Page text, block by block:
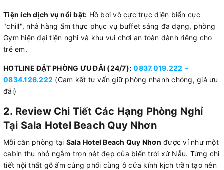
Tiện ích dịch vụ nổi bật: Hồ bơi vô cực trực diện biển cực
"chill", nhà hàng ẩm thực phục vụ buffet sáng đa dạng, phòng
Gym hiện đại tiện nghi và khu vui chơi an toàn dành riêng cho
trẻ em.
HOTLINE ĐẶT PHÒNG ƯU ĐÃI (24/7): 0837.019.222 –
0834.126.222 (Cam kết tư vấn giữ phòng nhanh chóng, giá ưu
đãi)
2. Review Chi Tiết Các Hạng Phòng Nghỉ
Tại Sala Hotel Beach Quy Nhơn
Mỗi căn phòng tại Sala Hotel Beach Quy Nhơn được ví như một
cabin thu nhỏ ngắm trọn nét đẹp của biển trời xứ Nẫu. Từng chi
tiết nội thất gỗ ấm cúng phối cùng ô cửa kính kịch trần tạo nên